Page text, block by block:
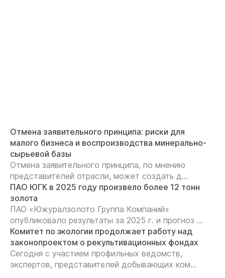
Отмена заявительного принципа: риски для
малого бизнеса и воспроизводства минерально-
сырьевой базы
Отмена заявительного принципа, по мнению
представителей отрасли, может создать д...
ПАО ЮГК в 2025 году произвело более 12 тонн
золота
ПАО «Южуралзолото Группа Компаний»
опубликовало результаты за 2025 г. и прогноз ...
Комитет по экологии продолжает работу над
законопроектом о рекультивационных фондах
Сегодня с участием профильных ведомств,
экспертов, представителей добывающих ком...